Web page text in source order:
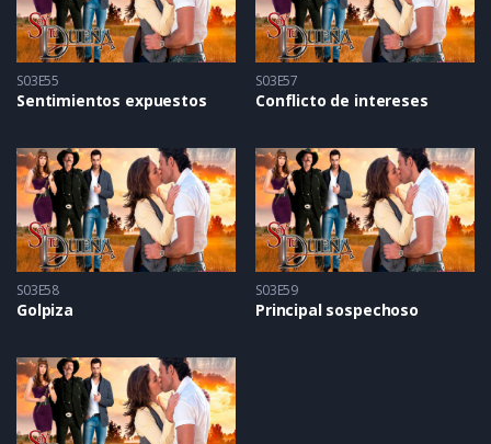
S03E55
Sentimientos expuestos
S03E57
Conflicto de intereses
S03E58
Golpiza
S03E59
Principal sospechoso